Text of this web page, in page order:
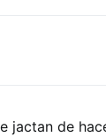
jactan de